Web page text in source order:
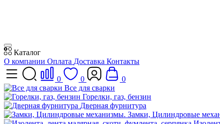
Каталог
О компании Оплата Доставка Контакты
0 0
0
Все для сварки
Горелки, газ, бензин
Дверная фурнитура
Замки, Цилиндровые